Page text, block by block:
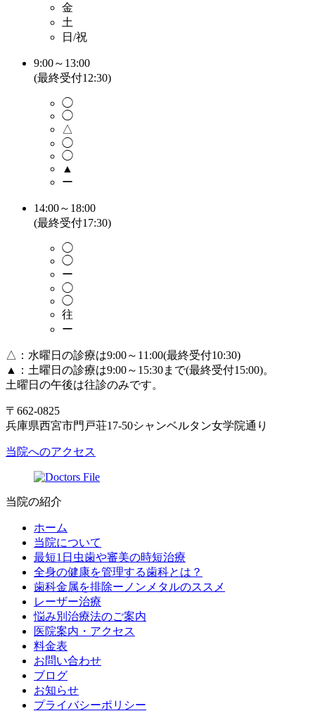
金
土
日/祝
9:00～13:00
(最終受付12:30)
◯
◯
△
◯
◯
▲
ー
14:00～18:00
(最終受付17:30)
◯
◯
ー
◯
◯
往
ー
△：水曜日の診療は9:00～11:00(最終受付10:30)
▲：土曜日の診療は9:00～15:30まで(最終受付15:00)。
土曜日の午後は往診のみです。
〒662-0825
兵庫県西宮市門戸荘17-50シャンベルタン女学院通り
当院へのアクセス
当院の紹介
ホーム
当院について
最短1日虫歯や審美の時短治療
全身の健康を管理する歯科とは？
歯科金属を排除ーノンメタルのススメ
レーザー治療
悩み別治療法のご案内
医院案内・アクセス
料金表
お問い合わせ
ブログ
お知らせ
プライバシーポリシー